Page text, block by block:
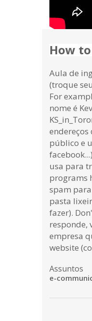
How
Aula de
(troque
For
nome é
público e
usa para
programs
spam
pasta
fazer).
responde,
empresa
website
Assuntos
e-